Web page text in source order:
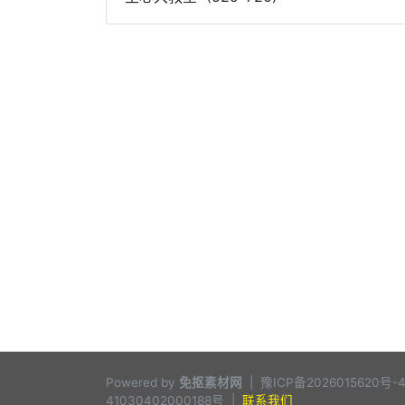
Powered by 免抠素材网 豫ICP备2026015620号-4
41030402000188号
联系我们